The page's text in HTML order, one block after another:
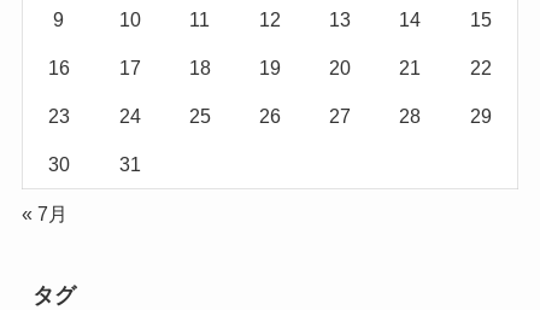
9 10 11 12 13 14 15
16 17 18 19 20 21 22
23 24 25 26 27 28 29
30 31
« 7月
タグ